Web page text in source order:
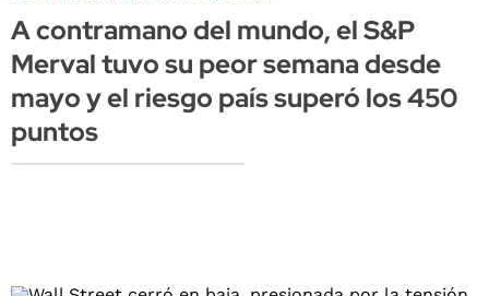
A contramano del mundo, el S&P
Merval tuvo su peor semana desde
mayo y el riesgo país superó los 450
puntos